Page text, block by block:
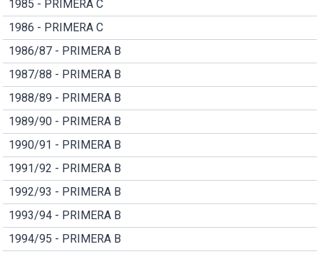
1985 - PRIMERA C
1986 - PRIMERA C
1986/87 - PRIMERA B
1987/88 - PRIMERA B
1988/89 - PRIMERA B
1989/90 - PRIMERA B
1990/91 - PRIMERA B
1991/92 - PRIMERA B
1992/93 - PRIMERA B
1993/94 - PRIMERA B
1994/95 - PRIMERA B